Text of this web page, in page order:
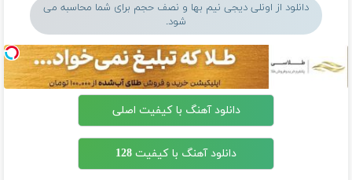
دانلود از اونلی دیجی نیم بها و نصف حجم برای شما محاسبه می
شود.
دانلود آهنگ با کیفیت اصلی
دانلود آهنگ با کیفیت 128